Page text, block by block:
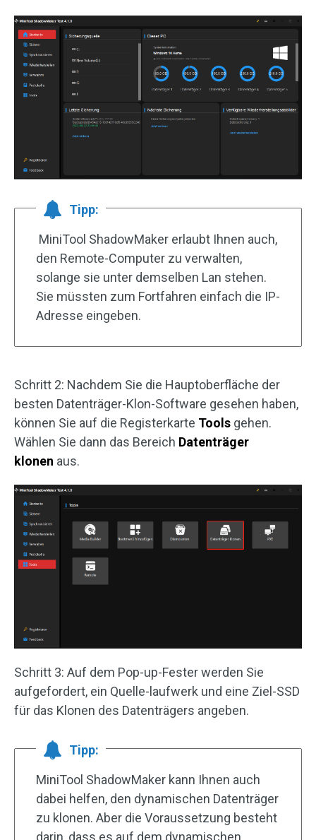
Tipp:
MiniTool ShadowMaker erlaubt Ihnen auch,
den Remote-Computer zu verwalten,
solange sie unter demselben Lan stehen.
Sie müssten zum Fortfahren einfach die IP-
Adresse eingeben.
Schritt 2: Nachdem Sie die Hauptoberfläche der
besten Datenträger-Klon-Software gesehen haben,
können Sie auf die Registerkarte Tools gehen.
Wählen Sie dann das Bereich Datenträger
klonen aus.
Schritt 3: Auf dem Pop-up-Fester werden Sie
aufgefordert, ein Quelle-laufwerk und eine Ziel-SSD
für das Klonen des Datenträgers angeben.
Tipp:
MiniTool ShadowMaker kann Ihnen auch
dabei helfen, den dynamischen Datenträger
zu klonen. Aber die Voraussetzung besteht